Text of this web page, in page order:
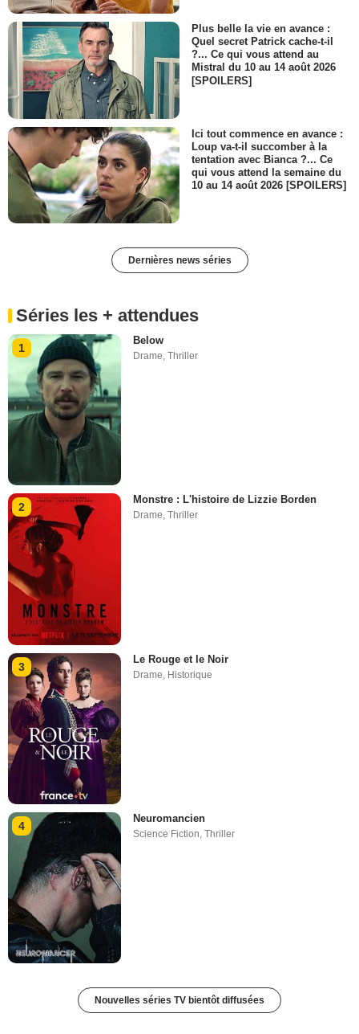
Plus belle la vie en avance :
Quel secret Patrick cache-t-il
?... Ce qui vous attend au
Mistral du 10 au 14 août 2026
[SPOILERS]
Ici tout commence en avance :
Loup va-t-il succomber à la
tentation avec Bianca ?... Ce
qui vous attend la semaine du
10 au 14 août 2026 [SPOILERS]
Dernières news séries
Séries les + attendues
1
Below
Drame,Thriller
2
Monstre : L'histoire de Lizzie Borden
Drame,Thriller
3
Le Rouge et le Noir
Drame Historique
4
Neuromancien
Science Fiction,Thriller
Nouvelles séries TV bientôt diffusées